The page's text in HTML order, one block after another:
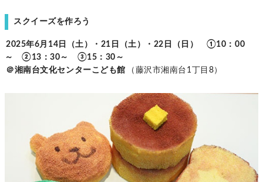
スクイーズを作ろう
2025年6月14日（土）・21日（土）・22日（日） ①10：00
～ ②13：30～ ③15：30～
＠湘南台文化センターこども館
（藤沢市湘南台1丁目8）